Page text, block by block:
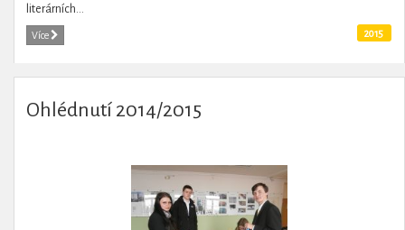
literárních...
Více 2015
Ohlédnutí 2014/2015